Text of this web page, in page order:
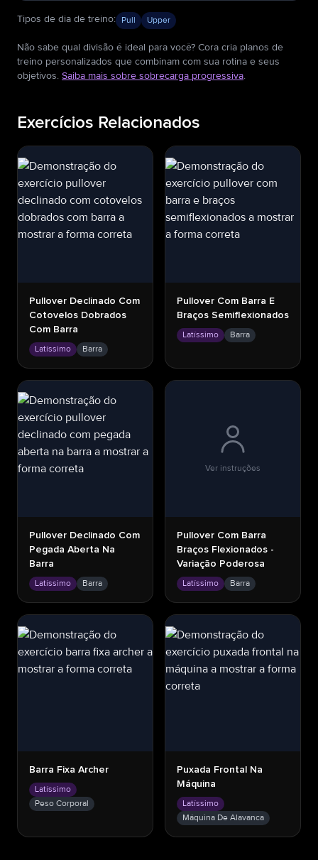
Tipos de dia de treino: Pull Upper
Não sabe qual divisão é ideal para você? Cora cria planos de
treino personalizados que combinam com sua rotina e seus
objetivos. Saiba mais sobre sobrecarga progressiva.
Exercícios Relacionados
Pullover Declinado Com
Cotovelos Dobrados
Com Barra
Latíssimo Barra
Pullover Com Barra E
Braços Semiflexionados
Latíssimo Barra
Pullover Declinado Com
Pegada Aberta Na
Barra
Latíssimo Barra
Ver instruções
Pullover Com Barra
Braços Flexionados -
Variação Poderosa
Latíssimo Barra
Barra Fixa Archer
Latíssimo
Peso Corporal
Puxada Frontal Na
Máquina
Latíssimo
Máquina De Alavanca